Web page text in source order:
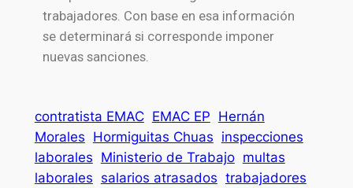
trabajadores. Con base en esa información
se determinará si corresponde imponer
nuevas sanciones.
contratista EMAC EMAC EP Hernán
Morales Hormiguitas Chuas inspecciones
laborales Ministerio de Trabajo multas
laborales salarios atrasados trabajadores